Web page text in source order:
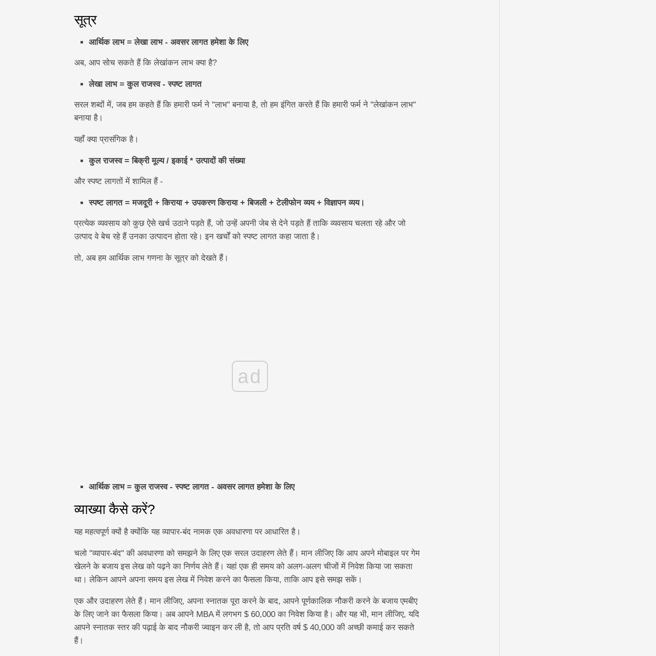
सूत्र
आर्थिक लाभ = लेखा लाभ - अवसर लागत हमेशा के लिए
अब, आप सोच सकते हैं कि लेखांकन लाभ क्या है?
लेखा लाभ = कुल राजस्व - स्पष्ट लागत
सरल शब्दों में, जब हम कहते हैं कि हमारी फर्म ने "लाभ" बनाया है, तो हम इंगित करते हैं कि हमारी फर्म ने "लेखांकन लाभ"
बनाया है।
यहाँ क्या प्रासंगिक है।
कुल राजस्व = बिक्री मूल्य / इकाई * उत्पादों की संख्या
और स्पष्ट लागतों में शामिल हैं -
स्पष्ट लागत = मजदूरी + किराया + उपकरण किराया + बिजली + टेलीफोन व्यय + विज्ञापन व्यय।
प्रत्येक व्यवसाय को कुछ ऐसे खर्च उठाने पड़ते हैं, जो उन्हें अपनी जेब से देने पड़ते हैं ताकि व्यवसाय चलता रहे और जो
उत्पाद वे बेच रहे हैं उनका उत्पादन होता रहे। इन खर्चों को स्पष्ट लागत कहा जाता है।
तो, अब हम आर्थिक लाभ गणना के सूत्र को देखते हैं।
ad
आर्थिक लाभ = कुल राजस्व - स्पष्ट लागत - अवसर लागत हमेशा के लिए
व्याख्या कैसे करें?
यह महत्वपूर्ण क्यों है क्योंकि यह व्यापार-बंद नामक एक अवधारणा पर आधारित है।
चलो "व्यापार-बंद" की अवधारणा को समझने के लिए एक सरल उदाहरण लेते हैं। मान लीजिए कि आप अपने मोबाइल पर गेम
खेलने के बजाय इस लेख को पढ़ने का निर्णय लेते हैं। यहां एक ही समय को अलग-अलग चीजों में निवेश किया जा सकता
था। लेकिन आपने अपना समय इस लेख में निवेश करने का फैसला किया, ताकि आप इसे समझ सकें।
एक और उदाहरण लेते हैं। मान लीजिए, अपना स्नातक पूरा करने के बाद, आपने पूर्णकालिक नौकरी करने के बजाय एमबीए
के लिए जाने का फैसला किया। अब आपने MBA में लगभग $ 60,000 का निवेश किया है। और यह भी, मान लीजिए, यदि
आपने स्नातक स्तर की पढ़ाई के बाद नौकरी ज्वाइन कर ली है, तो आप प्रति वर्ष $ 40,000 की अच्छी कमाई कर सकते
हैं।